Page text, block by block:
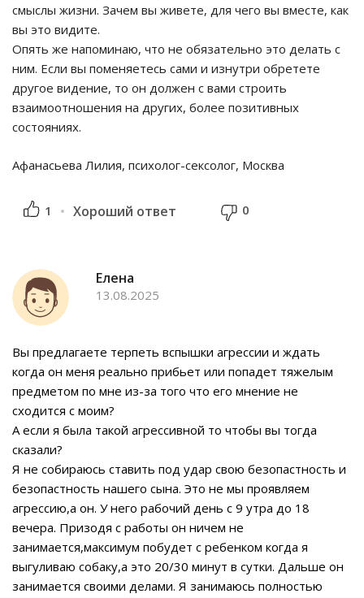
смыслы жизни. Зачем вы живете, для чего вы вместе, как
вы это видите.
Опять же напоминаю, что не обязательно это делать с
ним. Если вы поменяетесь сами и изнутри обретете
другое видение, то он должен с вами строить
взаимоотношения на других, более позитивных
состояниях.
Афанасьева Лилия, психолог-сексолог, Москва
1 Хороший ответ 0
Елена
13.08.2025
Вы предлагаете терпеть вспышки агрессии и ждать
когда он меня реально прибьет или попадет тяжелым
предметом по мне из-за того что его мнение не
сходится с моим?
А если я была такой агрессивной то чтобы вы тогда
сказали?
Я не собираюсь ставить под удар свою безопастность и
безопастность нашего сына. Это не мы проявляем
агрессию,а он. У него рабочий день с 9 утра до 18
вечера. Призодя с работы он ничем не
занимается,максимум побудет с ребенком когда я
выгуливаю собаку,а это 20/30 минут в сутки. Дальше он
занимается своими делами. Я занимаюсь полностью